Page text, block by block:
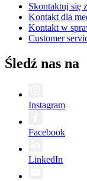
Skontaktuj się
Kontakt dla
Kontakt w
Customer
Śledź nas na
Instagram
Facebook
LinkedIn